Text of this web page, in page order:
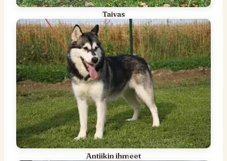
Taivas
Antiikin ihmeet